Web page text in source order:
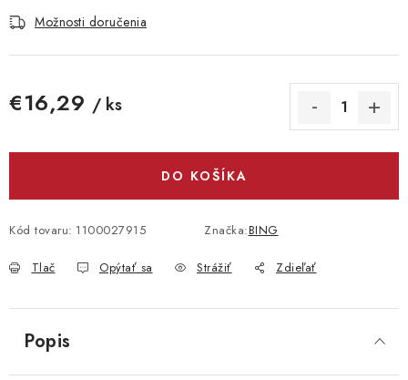
Možnosti doručenia
€16,29 / ks
DO KOŠÍKA
Kód tovaru: 1100027915 Značka:BING
Tlač Opýtať sa Strážiť Zdieľať
Popis